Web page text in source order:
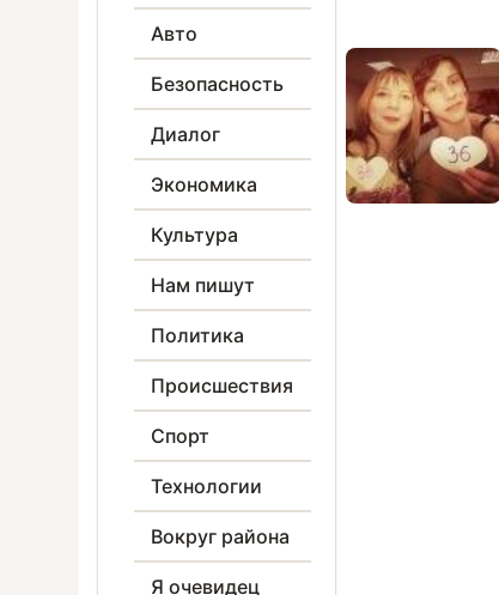
Авто
Безопасность
Диалог
Экономика
Культура
Нам пишут
Политика
Происшествия
Спорт
Технологии
Вокруг района
Я очевидец